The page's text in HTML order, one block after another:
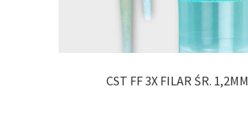
CST FF 3X FILAR ŚR. 1,2MM